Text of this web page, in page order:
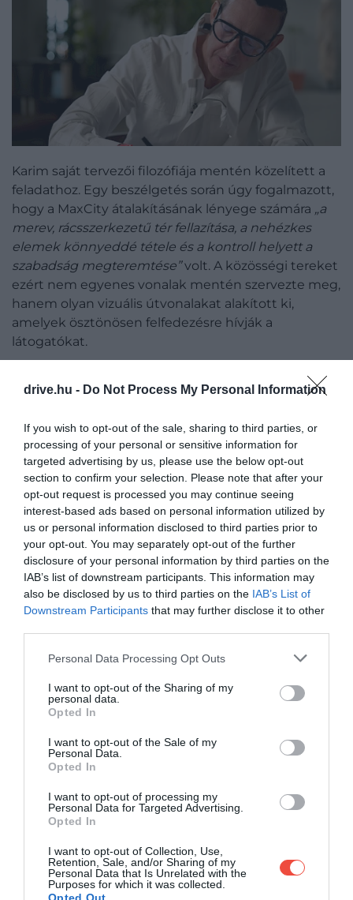
drive.hu - Do Not Process My Personal Information
If you wish to opt-out of the sale, sharing to third parties, or
processing of your personal or sensitive information for
targeted advertising by us, please use the below opt-out
section to confirm your selection. Please note that after your
opt-out request is processed you may continue seeing
interest-based ads based on personal information utilized by
us or personal information disclosed to third parties prior to
your opt-out. You may separately opt-out of the further
disclosure of your personal information by third parties on the
IAB’s list of downstream participants. This information may
also be disclosed by us to third parties on the IAB’s List of
Downstream Participants that may further disclose it to other
Please note that this website/app uses one or more Google
not limited to your visit or usage behaviour. You may click to
grant or deny consent to Google and its third-party tags to
use your data for below specified purposes in below Google
consent section.
Personal Data Processing Opt Outs
I want to opt-out of the Sharing of my
personal data.
Opted In
I want to opt-out of the Sale of my
Personal Data.
Opted In
I want to opt-out of processing my
Personal Data for Targeted Advertising.
Opted In
I want to opt-out of Collection, Use,
Retention, Sale, and/or Sharing of my
Personal Data that Is Unrelated with the
Purposes for which it was collected.
Karim saját tervezői filozófiája mentén közelített a
feladathoz. Egy beszélgetés során úgy fogalmazott,
hogy a MaxCity átalakításának lényege számára „a
merev, rácsszerkezetű tér fellazítása, a nehézkes
elemek könnyeddé tétele és a kontroll helyett a
szabadság megteremtése”volt. A közösségi tereket
ezért nem egyenes vonalak mentén szervezte meg,
hanem olyan vizuális útvonalakat alakított ki,
amelyek ösztönösen felfedezésre hívják a
látogatókat.
Karim New Yorkból irányította a kreatív munkát. A
fizikai távolság azonban nem lassította az
együttműködést.
HALADTA MEG AZ EGY ÓRÁT,
IDŐZÓNÁK TEKINTETÉBEN
RENDSZERESEN MÁSHOL